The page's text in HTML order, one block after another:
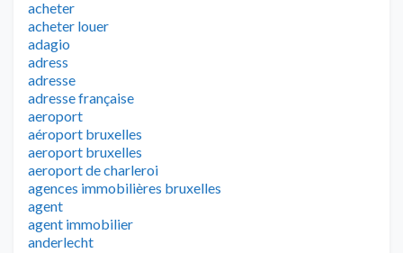
acheter
acheter louer
adagio
adress
adresse
adresse française
aeroport
aéroport bruxelles
aeroport bruxelles
aeroport de charleroi
agences immobilières bruxelles
agent
agent immobilier
anderlecht